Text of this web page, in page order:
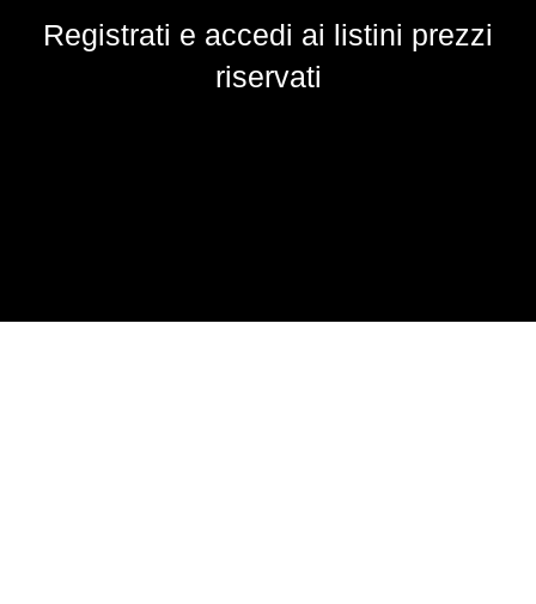
Registrati e accedi ai listini prezzi
riservati